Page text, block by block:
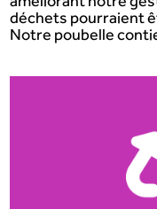
déchets pourraient
Notre poubelle